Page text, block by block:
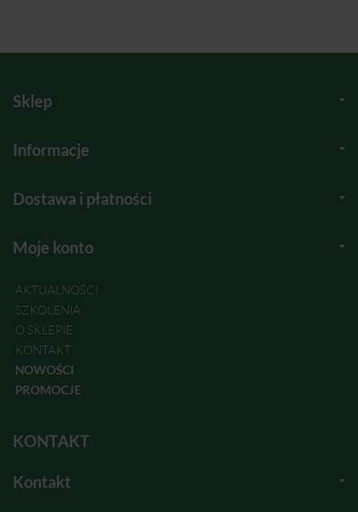
Sklep
Informacje
Dostawa i płatności
Moje konto
AKTUALNOŚCI
SZKOLENIA
O SKLEPIE
KONTAKT
NOWOŚCI
PROMOCJE
KONTAKT
Kontakt